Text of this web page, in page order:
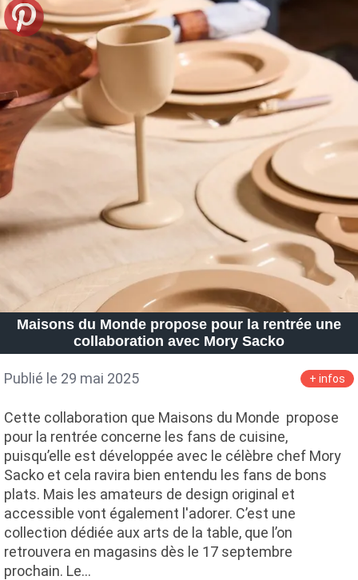
Maisons du Monde propose pour la rentrée une
collaboration avec Mory Sacko
Publié le 29 mai 2025 + infos
Cette collaboration que Maisons du Monde propose
pour la rentrée concerne les fans de cuisine,
puisqu’elle est développée avec le célèbre chef Mory
Sacko et cela ravira bien entendu les fans de bons
plats. Mais les amateurs de design original et
accessible vont également l'adorer. C’est une
collection dédiée aux arts de la table, que l’on
retrouvera en magasins dès le 17 septembre
prochain. Le…